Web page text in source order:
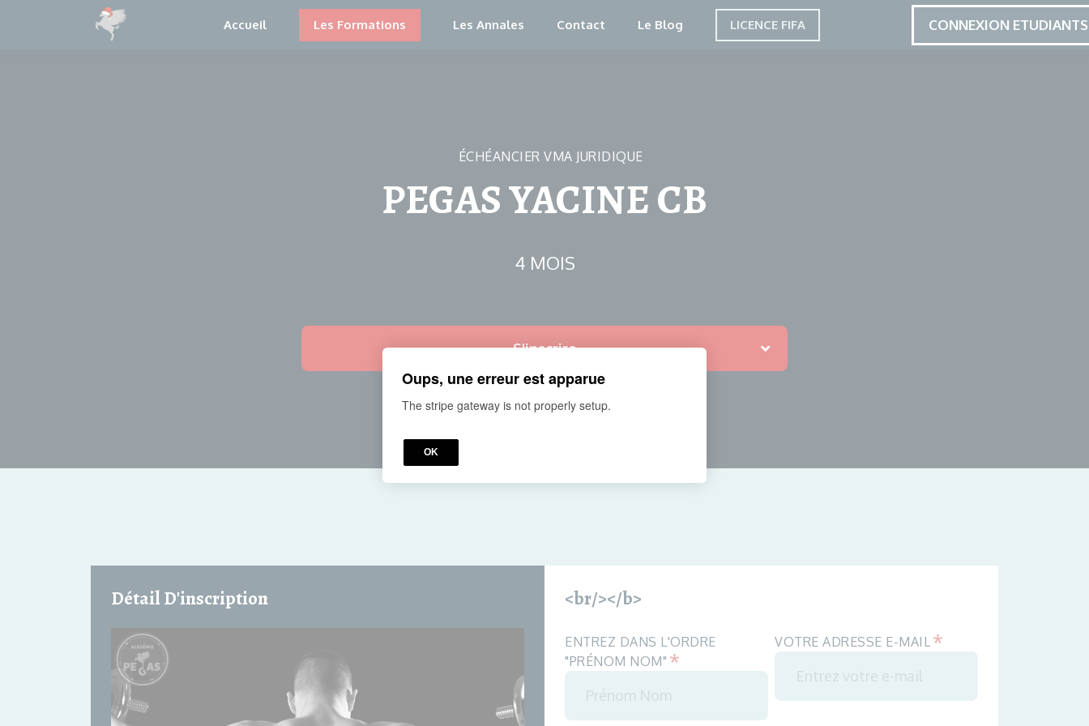
Accueil Les Formations Les Annales Contact Le Blog LICENCE FIFA CONNEXION ETUDIANTS
ÉCHÉANCIER VMA JURIDIQUE
PEGAS YACINE CB
4 MOIS
S'inscrire
Détail D'inscription <br/></b>
ENTREZ DANS L'ORDRE
"PRÉNOM NOM"*
VOTRE ADRESSE E-MAIL*
Oups, une erreur est apparue
The stripe gateway is not properly setup.
OK